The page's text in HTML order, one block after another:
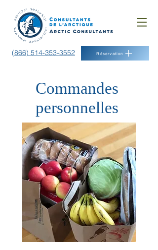
(866) 514-353-3552 Réservation
Commandes
personnelles